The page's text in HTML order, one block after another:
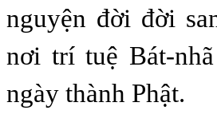
nguyện đời đời
nơi trí tuệ Bát-
ngày thành Phật.